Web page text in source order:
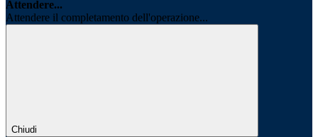
Attendere...
Attendere il completamento dell'operazione...
Chiudi